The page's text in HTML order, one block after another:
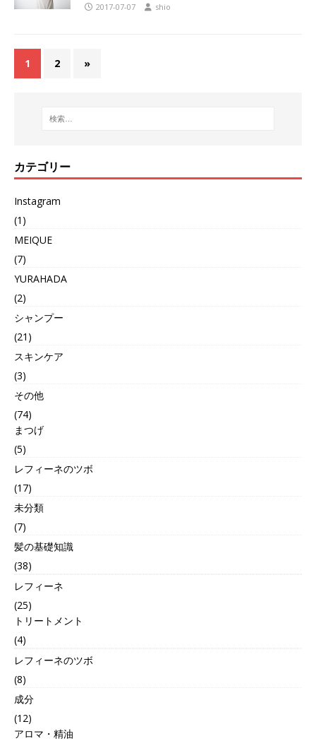
2017-07-07 shio
1 2 »
カテゴリー
Instagram
(1)
MEIQUE
(7)
YURAHADA
(2)
シャンプー
(21)
スキンケア
(3)
その他
(74)
まつげ
(5)
レフィーネのツボ
(17)
未分類
(7)
髪の基礎知識
(38)
レフィーネ
(25)
トリートメント
(4)
レフィーネのツボ
(8)
成分
(12)
アロマ・精油